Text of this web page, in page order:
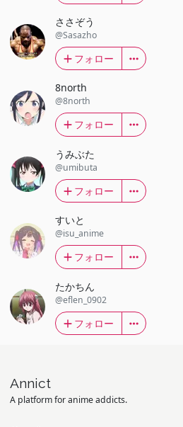
ささぞう
@Sasazho
フォロー
8north
@8north
フォロー
うみぶた
@umibuta
フォロー
すいと
@isu_anime
フォロー
たかちん
@eflen_0902
フォロー
Annict
A platform for anime addicts.